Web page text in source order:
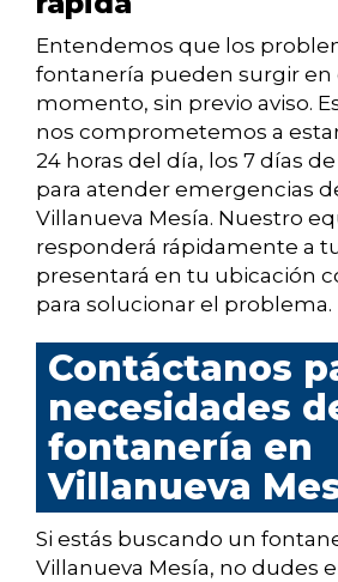
Entendemos que los
fontanería pueden surgir en
momento, sin previo aviso.
nos comprometemos a
24 horas del día, los 7 días
para atender emergencias
Villanueva Mesía. Nuestro
responderá rápidamente a
presentará en tu ubicación
para solucionar el problema.
Contáctanos
necesidades
fontanería en
Villanueva
Si estás buscando un
Villanueva Mesía, no dudes